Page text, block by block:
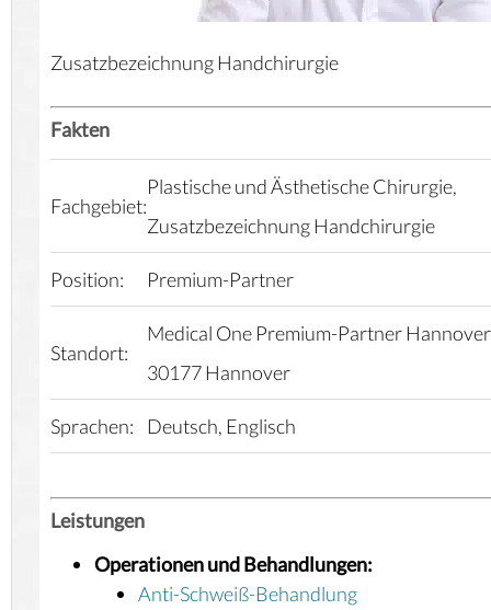
Zusatzbezeichnung Handchirurgie
Fakten
Fachgebiet:
Plastische und Ästhetische Chirurgie,
Zusatzbezeichnung Handchirurgie
Position: Premium-Partner
Standort:
Medical One Premium-Partner Hannover
30177 Hannover
Sprachen: Deutsch, Englisch
Leistungen
Operationen und Behandlungen:
Anti-Schweiß-Behandlung